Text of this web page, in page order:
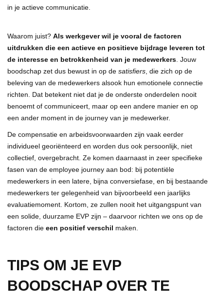
in je actieve communicatie.
Waarom juist? Als werkgever wil je vooral de factoren
uitdrukken die een actieve en positieve bijdrage leveren tot
de interesse en betrokkenheid van je medewerkers . Jouw
boodschap zet dus bewust in op de satisfiers , die zich op de
beleving van de medewerkers alsook hun emotionele connectie
richten. Dat betekent niet dat je de onderste onderdelen nooit
benoemt of communiceert, maar op een andere manier en op
een ander moment in de journey van je medewerker.
De compensatie en arbeidsvoorwaarden zijn vaak eerder
individueel georiënteerd en worden dus ook persoonlijk, niet
collectief, overgebracht. Ze komen daarnaast in zeer specifieke
fasen van de employee journey aan bod: bij potentiële
medewerkers in een latere, bijna conversiefase, en bij bestaande
medewerkers ter gelegenheid van bijvoorbeeld een jaarlijks
evaluatiemoment. Kortom, ze zullen nooit het uitgangspunt van
een solide, duurzame EVP zijn – daarvoor richten we ons op de
factoren die een positief verschil maken.
TIPS OM JE EVP
BOODSCHAP OVER TE